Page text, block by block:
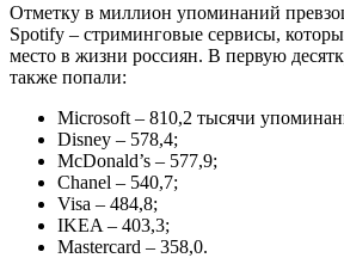
Отметку в миллион упоминаний
Spotify – стриминговые сервисы,
место в жизни россиян. В первую
также попали:
Microsoft – 810,2 тысячи
Disney – 578,4;
McDonald’s – 577,9;
Chanel – 540,7;
Visa – 484,8;
IKEA – 403,3;
Mastercard – 358,0.